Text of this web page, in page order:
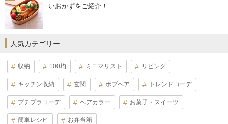
いおかずをご紹介！
人気カテゴリー
収納 100均 ミニマリスト リビング
キッチン収納 玄関 ボブヘア トレンドコーデ
プチプラコーデ ヘアカラー お菓子・スイーツ
簡単レシピ お弁当箱